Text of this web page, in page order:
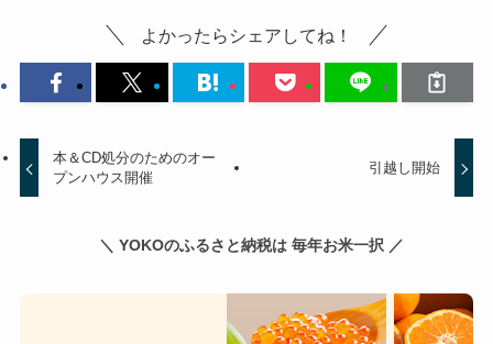
よかったらシェアしてね！
本＆CD処分のためのオー
プンハウス開催
引越し開始
＼ YOKOのふるさと納税は 毎年お米一択 ／